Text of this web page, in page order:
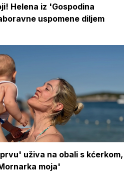
Helena iz 'Gospodina
uspomene diljem
uživa na obali s kćerkom,
moja'